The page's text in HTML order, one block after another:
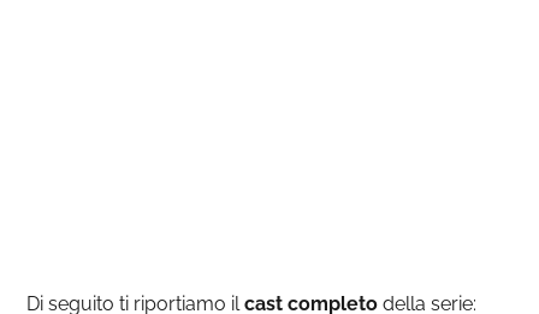
Di seguito ti riportiamo ilcast completo della serie: